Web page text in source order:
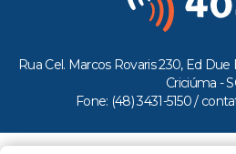
Rua Cel. Marcos Rovaris 230, Ed Due
Criciúma -
Fone: (48) 3431-5150 /